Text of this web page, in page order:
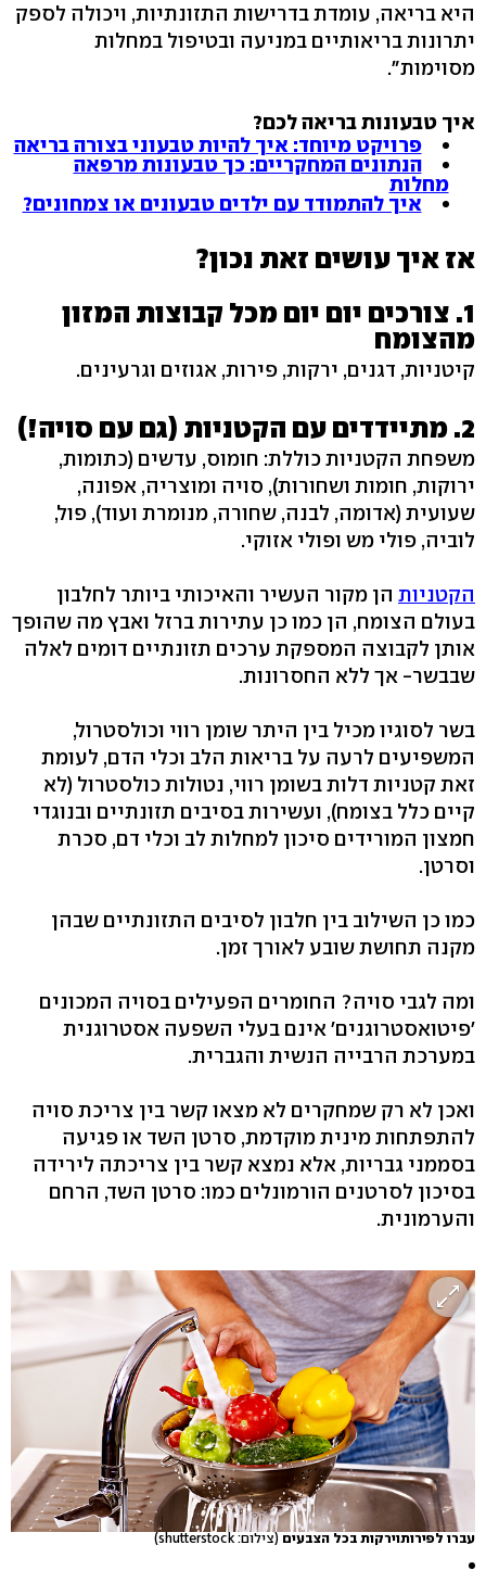
היא בריאה, עומדת בדרישות התזונתיות, ויכולה לספק
יתרונות בריאותיים במניעה ובטיפול במחלות
מסוימות".
איך טבעונות בריאה לכם?
פרויקט מיוחד: איך להיות טבעוני בצורה בריאה
הנתונים המחקריים: כך טבעונות מרפאה
מחלות
איך להתמודד עם ילדים טבעונים או צמחונים?
אז איך עושים זאת נכון?
1. צורכים יום יום מכל קבוצות המזון
מהצומח
קיטניות, דגנים, ירקות, פירות, אגוזים וגרעינים.
2. מתיידדים עם הקטניות (גם עם סויה!)
משפחת הקטניות כוללת: חומוס, עדשים (כתומות,
ירוקות, חומות ושחורות), סויה ומוצריה, אפונה,
שעועית (אדומה, לבנה, שחורה, מנומרת ועוד), פול,
לוביה, פולי מש ופולי אזוקי.
הקטניות הן מקור העשיר והאיכותי ביותר לחלבון
בעולם הצומח, הן כמו כן עתירות ברזל ואבץ מה שהופך
אותן לקבוצה המספקת ערכים תזונתיים דומים לאלה
שבבשר- אך ללא החסרונות.
בשר לסוגיו מכיל בין היתר שומן רווי וכולסטרול,
המשפיעים לרעה על בריאות הלב וכלי הדם, לעומת
זאת קטניות דלות בשומן רווי, נטולות כולסטרול (לא
קיים כלל בצומח), ועשירות בסיבים תזונתיים ובנוגדי
חמצון המורידים סיכון למחלות לב וכלי דם, סכרת
וסרטן.
כמו כן השילוב בין חלבון לסיבים התזונתיים שבהן
מקנה תחושת שובע לאורך זמן.
ומה לגבי סויה? החומרים הפעילים בסויה המכונים
'פיטואסטרוגנים' אינם בעלי השפעה אסטרוגנית
במערכת הרבייה הנשית והגברית.
ואכן לא רק שמחקרים לא מצאו קשר בין צריכת סויה
להתפתחות מינית מוקדמת, סרטן השד או פגיעה
בסממני גבריות, אלא נמצא קשר בין צריכתה לירידה
בסיכון לסרטנים הורמונלים כמו: סרטן השד, הרחם
והערמונית.
עברו לפירותוירקות בכל הצבעים (צילום: shutterstock)